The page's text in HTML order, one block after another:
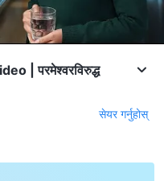
| परमेश्वरविरुद्ध
सेयर गर्नुहोस्